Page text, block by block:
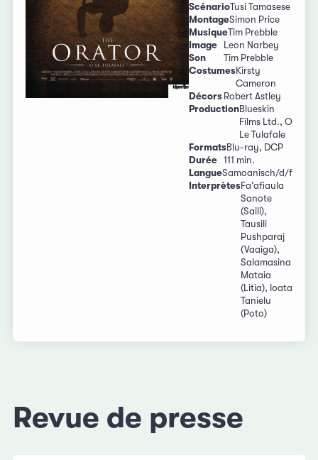
ScénarioTusi Tamasese
MontageSimon Price
MusiqueTim Prebble
Image
Leon Narbey
Son
Tim Prebble
CostumesKirsty
Cameron
Décors Robert Astley
ProductionBlueskin
Films Ltd., O
Le Tulafale
FormatsBlu-ray, DCP
Durée 111 min.
LangueSamoanisch/d/f
InterprètesFa'afiaula
Sanote
(Saili),
Tausili
Pushparaj
(Vaaiga),
Salamasina
Mataia
(Litia), Ioata
Tanielu
(Poto)
Revue de presse